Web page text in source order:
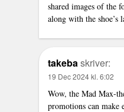
shared images of the
along with the shoe’s
takebaskriver:
19 Dec 2024 kl. 6:02
Wow, the Mad Max-
promotions can make